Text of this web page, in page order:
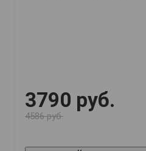
3790 руб.
4586 руб.